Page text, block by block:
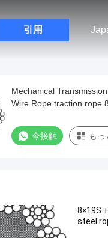
引用
Mechanical
Wire Rope traction rope
今接触 も
8×19S
steel